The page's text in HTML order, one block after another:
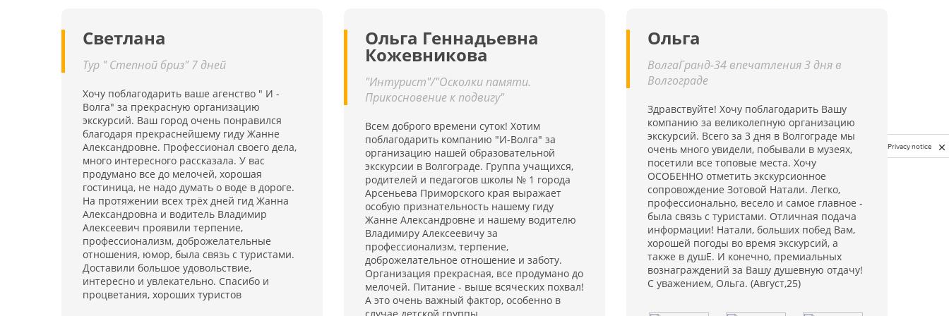
Светлана
Тур " Степной бриз" 7 дней
Хочу поблагодарить ваше агенство " И -
Волга" за прекрасную организацию
экскурсий. Ваш город очень понравился
благодаря прекраснейшему гиду Жанне
Александровне. Профессионал своего дела,
много интересного рассказала. У вас
продумано все до мелочей, хорошая
гостиница, не надо думать о воде в дороге.
На протяжении всех трёх дней гид Жанна
Александровна и водитель Владимир
Алексеевич проявили терпение,
профессионализм, доброжелательные
отношения, юмор, была связь с туристами.
Доставили большое удовольствие,
интересно и увлекательно. Спасибо и
процветания, хороших туристов
Ольга Геннадьевна
Кожевникова
"Интурист"/"Осколки памяти.
Прикосновение к подвигу"
Всем доброго времени суток! Хотим
поблагодарить компанию "И-Волга" за
организацию нашей образовательной
экскурсии в Волгограде. Группа учащихся,
родителей и педагогов школы № 1 города
Арсеньева Приморского края выражает
особую признательность нашему гиду
Жанне Александровне и нашему водителю
Владимиру Алексеевичу за
профессионализм, терпение,
доброжелательное отношение и заботу.
Организация прекрасная, все продумано до
мелочей. Питание - выше всяческих похвал!
А это очень важный фактор, особенно в
Ольга
ВолгаГранд-34 впечатления 3 дня в
Волгограде
Здравствуйте! Хочу поблагодарить Вашу
компанию за великолепную организацию
экскурсий. Всего за 3 дня в Волгограде мы
очень много увидели, побывали в музеях,
посетили все топовые места. Хочу
ОСОБЕННО отметить экскурсионное
сопровождение Зотовой Натали. Легко,
профессионально, весело и самое главное -
была связь с туристами. Отличная подача
информации! Натали, больших побед Вам,
хорошей погоды во время экскурсий, а
также в душЕ. И конечно, премиальных
вознаграждений за Вашу душевную отдачу!
С уважением, Ольга. (Август,25)
Privacy notice